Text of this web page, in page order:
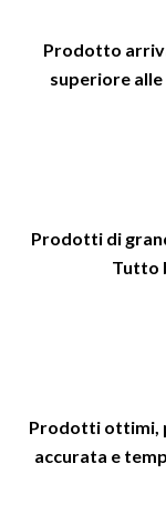
Prodotto
superiore
Prodotti di
Tutto
Prodotti ottimi,
accurata e